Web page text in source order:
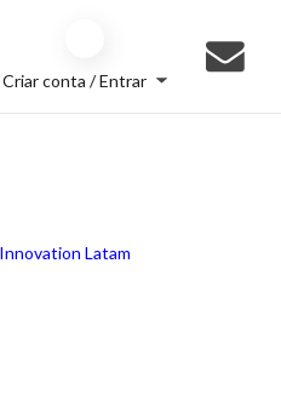
Criar conta / Entrar